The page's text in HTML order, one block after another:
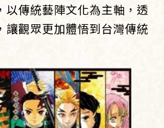
以傳統藝陣文化為主軸，透
讓觀眾更加體悟到台灣傳統